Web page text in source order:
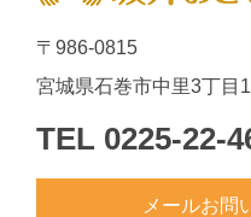
〒986-0815
宮城県石巻市中里3丁目
TEL 0225-22-
メールお問